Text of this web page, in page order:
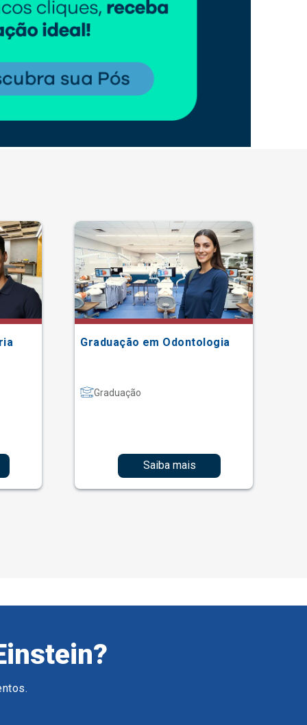
Graduação em Odontologia
Graduação
Saiba mais